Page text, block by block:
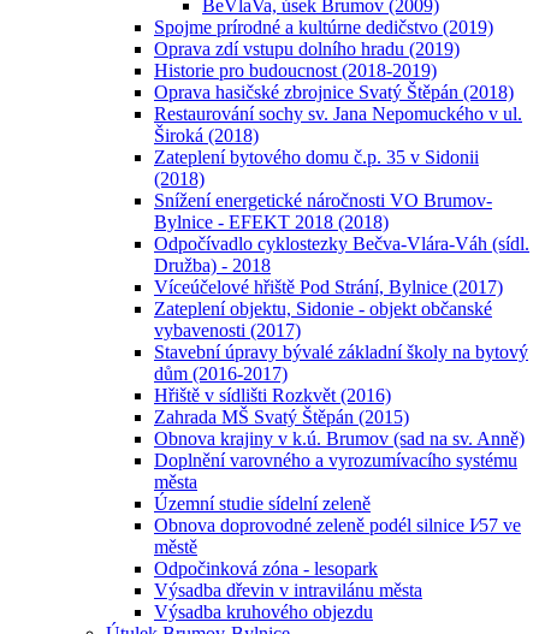
BeVlaVa, úsek Brumov (2009)
Spojme prírodné a kultúrne dedičstvo (2019)
Oprava zdí vstupu dolního hradu (2019)
Historie pro budoucnost (2018-2019)
Oprava hasičské zbrojnice Svatý Štěpán (2018)
Restaurování sochy sv. Jana Nepomuckého v ul.
Široká (2018)
Zateplení bytového domu č.p. 35 v Sidonii
(2018)
Snížení energetické náročnosti VO Brumov-
Bylnice - EFEKT 2018 (2018)
Odpočívadlo cyklostezky Bečva-Vlára-Váh (sídl.
Družba) - 2018
Víceúčelové hřiště Pod Strání, Bylnice (2017)
Zateplení objektu, Sidonie - objekt občanské
vybavenosti (2017)
Stavební úpravy bývalé základní školy na bytový
dům (2016-2017)
Hřiště v sídlišti Rozkvět (2016)
Zahrada MŠ Svatý Štěpán (2015)
Obnova krajiny v k.ú. Brumov (sad na sv. Anně)
Doplnění varovného a vyrozumívacího systému
města
Územní studie sídelní zeleně
Obnova doprovodné zeleně podél silnice I⁄57 ve
městě
Odpočinková zóna - lesopark
Výsadba dřevin v intravilánu města
Výsadba kruhového objezdu